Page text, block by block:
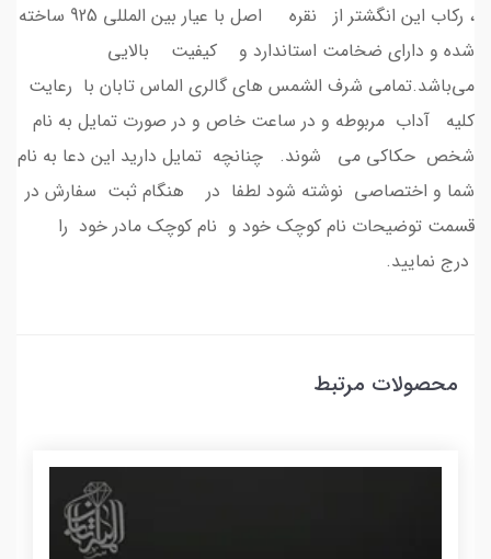
، رکاب این انگشتر از نقره اصل با عیار بین المللی 925 ساخته
شده و دارای ضخامت استاندارد و کیفیت بالایی
می‌باشد.تمامی شرف الشمس های گالری الماس تابان با رعایت
کلیه آداب مربوطه و در ساعت خاص و در صورت تمایل به نام
شخص حکاکی می شوند. چنانچه تمایل دارید این دعا به نام
شما و اختصاصی نوشته شود لطفا در هنگام ثبت سفارش در
قسمت توضیحات نام کوچک خود و نام کوچک مادر خود را
درج نمایید.
محصولات مرتبط